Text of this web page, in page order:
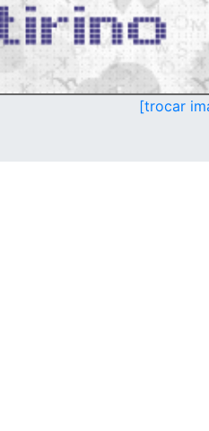
[trocar